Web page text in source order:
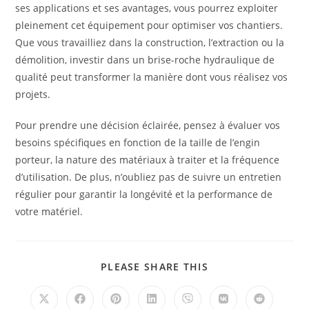
ses applications et ses avantages, vous pourrez exploiter
pleinement cet équipement pour optimiser vos chantiers.
Que vous travailliez dans la construction, l’extraction ou la
démolition, investir dans un brise-roche hydraulique de
qualité peut transformer la manière dont vous réalisez vos
projets.
Pour prendre une décision éclairée, pensez à évaluer vos
besoins spécifiques en fonction de la taille de l’engin
porteur, la nature des matériaux à traiter et la fréquence
d’utilisation. De plus, n’oubliez pas de suivre un entretien
régulier pour garantir la longévité et la performance de
votre matériel.
PLEASE SHARE THIS